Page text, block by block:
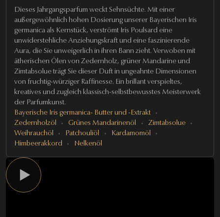
Dieses Jahrgangsparfum weckt Sehnsüchte. Mit einer
außergewöhnlich hohen Dosierung unserer Bayerischen Iris
germanica als Kernstück, verströmt Iris Poulsard eine
unwiderstehliche Anziehungskraft und eine faszinierende
Aura, die Sie unweigerlich in ihren Bann zieht. Verwoben mit
ätherischen Ölen von Zedernholz, grüner Mandarine und
Zimtabsolue trägt Sie dieser Duft in ungeahnte Dimensionen
von fruchtig-würziger Raffinesse. Ein brillant verspieltes,
kreatives und zugleich klassisch-selbstbewusstes Meisterwerk
der Parfumkunst.
Bayerische Iris germanica- Butter und -Extrakt
Zedernholzöl
Grünes Mandarinenöl
Zimtabsolue
Weihrauchöl
Patchouliöl
Kardamomöl
Himbeerakkord
Nelkenöl